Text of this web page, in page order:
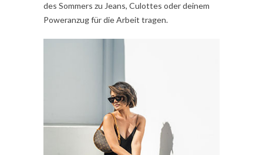
des Sommers zu Jeans, Culottes oder deinem
Poweranzug für die Arbeit tragen.